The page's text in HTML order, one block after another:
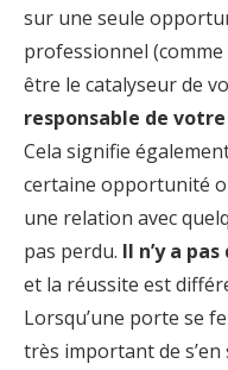
sur une seule
professionnel
être le catalyseur de
responsable de
Cela signifie
certaine opportunité
une relation avec
pas perdu. Il n’y a
et la réussite est
Lorsqu’une porte se
très important de